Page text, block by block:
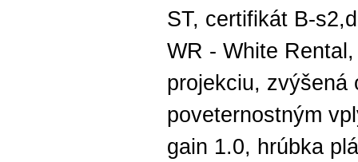
ST, certifikát B-
WR - White
projekciu, zvýšená
poveternostným
gain 1.0, hrúbka